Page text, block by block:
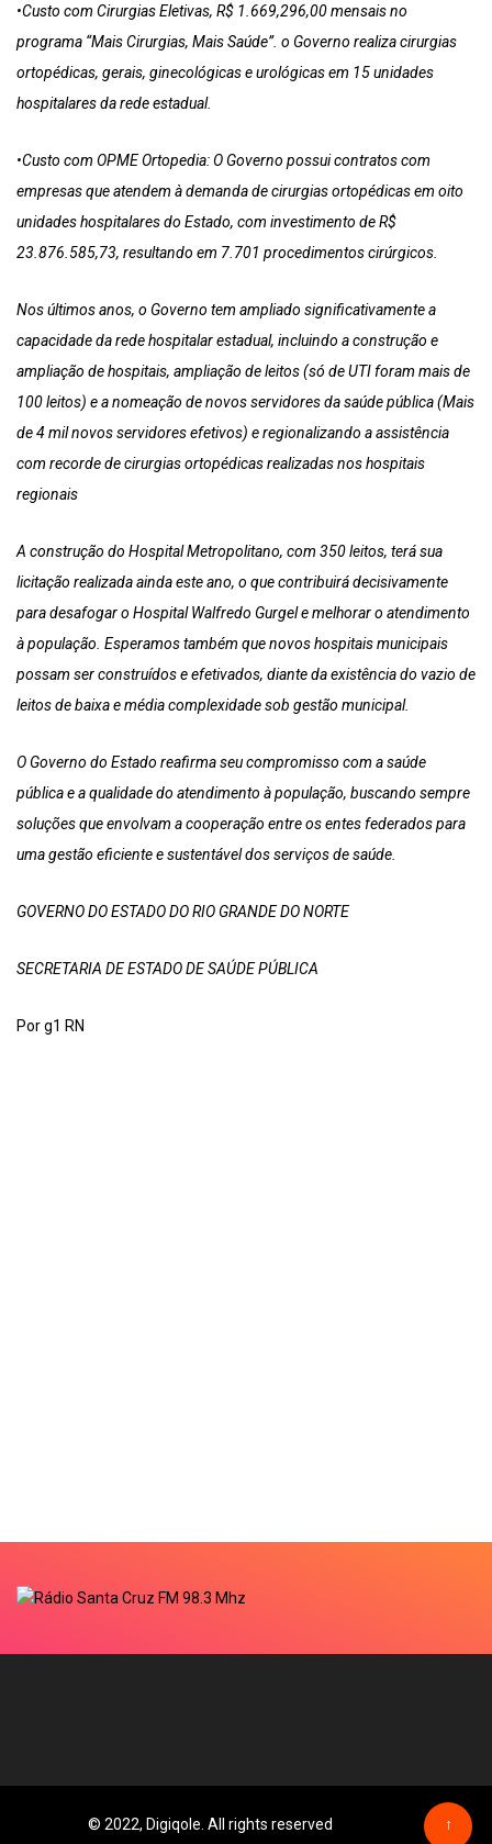
•Custo com Cirurgias Eletivas, R$ 1.669,296,00 mensais no
programa “Mais Cirurgias, Mais Saúde”. o Governo realiza cirurgias
ortopédicas, gerais, ginecológicas e urológicas em 15 unidades
hospitalares da rede estadual.
•Custo com OPME Ortopedia: O Governo possui contratos com
empresas que atendem à demanda de cirurgias ortopédicas em oito
unidades hospitalares do Estado, com investimento de R$
23.876.585,73, resultando em 7.701 procedimentos cirúrgicos.
Nos últimos anos, o Governo tem ampliado significativamente a
capacidade da rede hospitalar estadual, incluindo a construção e
ampliação de hospitais, ampliação de leitos (só de UTI foram mais de
100 leitos) e a nomeação de novos servidores da saúde pública (Mais
de 4 mil novos servidores efetivos) e regionalizando a assistência
com recorde de cirurgias ortopédicas realizadas nos hospitais
regionais
A construção do Hospital Metropolitano, com 350 leitos, terá sua
licitação realizada ainda este ano, o que contribuirá decisivamente
para desafogar o Hospital Walfredo Gurgel e melhorar o atendimento
à população. Esperamos também que novos hospitais municipais
possam ser construídos e efetivados, diante da existência do vazio de
leitos de baixa e média complexidade sob gestão municipal.
O Governo do Estado reafirma seu compromisso com a saúde
pública e a qualidade do atendimento à população, buscando sempre
soluções que envolvam a cooperação entre os entes federados para
uma gestão eficiente e sustentável dos serviços de saúde.
GOVERNO DO ESTADO DO RIO GRANDE DO NORTE
SECRETARIA DE ESTADO DE SAÚDE PÚBLICA
Por g1 RN
© 2022, Digiqole. All rights reserved ↑